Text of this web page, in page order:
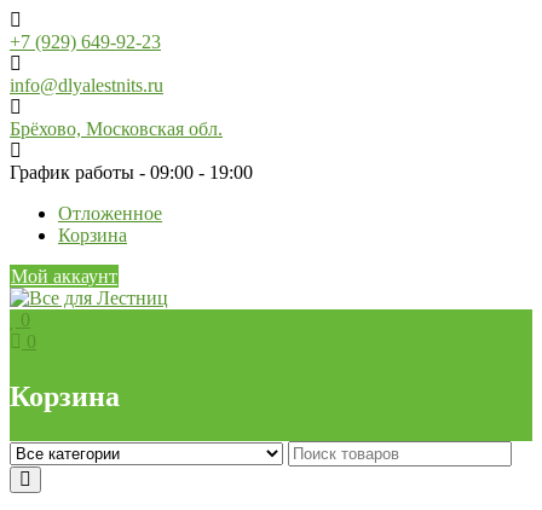
Skip
to
content
+7 (929) 649-92-23
info@dlyalestnits.ru
Брёхово, Московская обл.
График работы - 09:00 - 19:00
Отложенное
Корзина
Мой аккаунт
0
0
Корзина